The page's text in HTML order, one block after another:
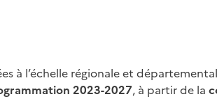
à l’échelle régionale et
2023-2027, à partir de la